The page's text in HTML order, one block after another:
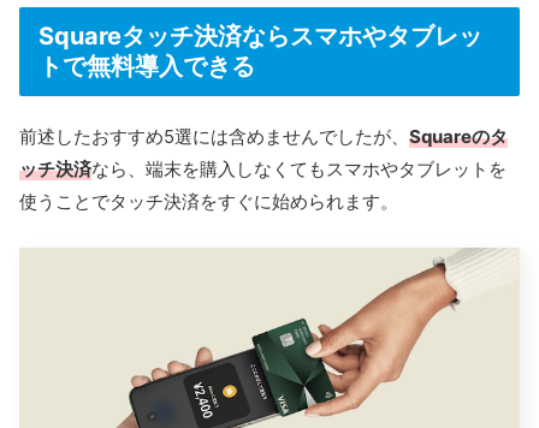
てください。
楽天ペイターミナルの評判｜口コミから分
楽天ペイターミナルの導入を検討しているけれど、
「実際の評判や口コミが気になる」「他社の決済端
末と比べてどうなのか」と迷っている方も多いので
はないでしょうか。 キャッシュレス決済を導入する
ブルの有無なども気になるポイントですよね。楽天
ペイターミナルは、キャンペーンを活用すれば端末
は、楽天ペイターミナルの良い口コミ・悪い口コミ
をもとに、実際の評判や使い勝手をご紹介します。
あわせて、メリット・デメリットや向いている店舗
の特徴についても解説していますので、導入を検討
している方はぜひ参考にしてみてください。
store-and-smallbusiness.news.mynavi.jp
対応決済サービス
QRコード決済（楽天ペイ・PayPay
電子マネー（Suica、iDなど）（オ
振込手数料 無料
https://paypay.ne.jp/store/paycas-
スクロールできます
は、ソフトバンク回線とプリンターを
モバイル型のオールインワン決済端末
レジットカード・電子マネー・QRコード決済など30種
Squareタッチ決済ならスマホやタブレッ
トで無料導入できる
前述したおすすめ5選には含めませんでしたが、 Squareのタ
ッチ決済なら、端末を購入しなくてもスマホやタブレットを
使うことでタッチ決済をすぐに始められます。